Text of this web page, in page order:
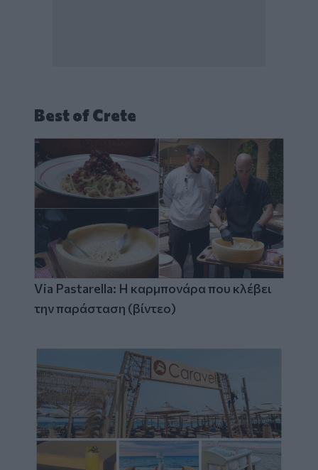
Best of Crete
Via Pastarella: Η καρμπονάρα που κλέβει
την παράσταση (βίντεο)